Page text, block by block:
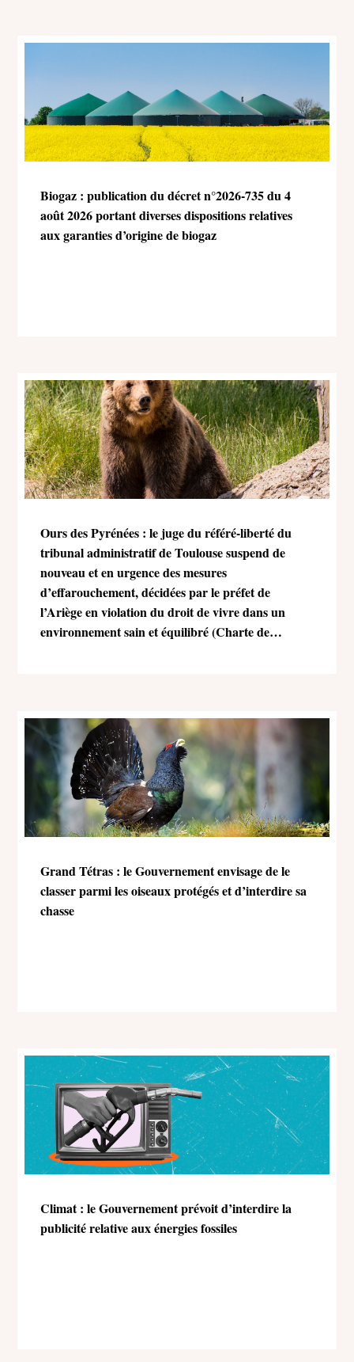
Biogaz : publication du décret n°2026-735 du 4
août 2026 portant diverses dispositions relatives
aux garanties d’origine de biogaz
Ours des Pyrénées : le juge du référé-liberté du
tribunal administratif de Toulouse suspend de
nouveau et en urgence des mesures
d’effarouchement, décidées par le préfet de
l’Ariège en violation du droit de vivre dans un
environnement sain et équilibré (Charte de
Grand Tétras : le Gouvernement envisage de le
classer parmi les oiseaux protégés et d’interdire sa
chasse
Climat : le Gouvernement prévoit d’interdire la
publicité relative aux énergies fossiles